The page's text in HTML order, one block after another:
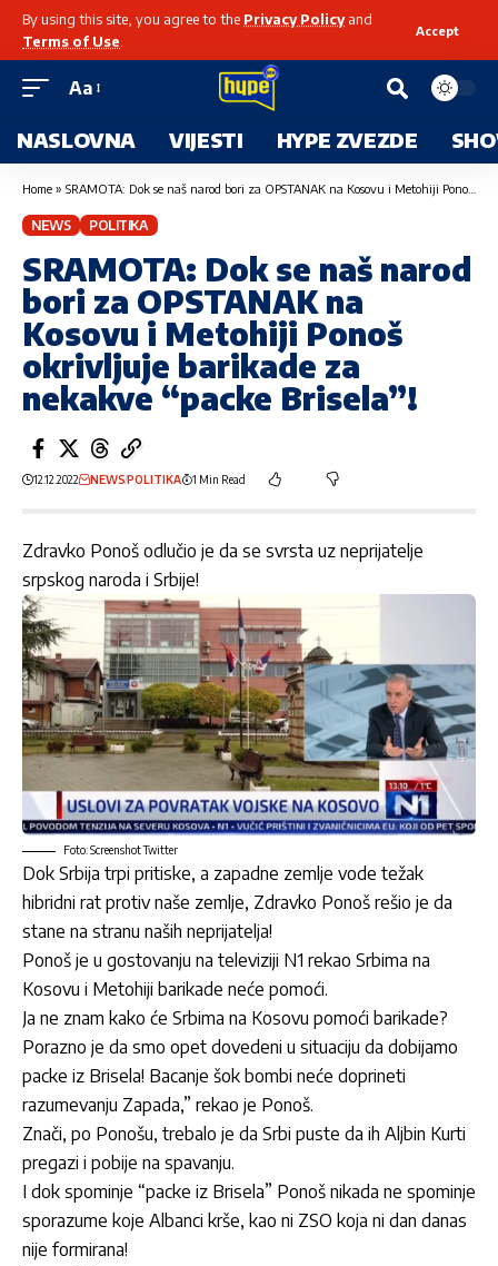
By using this site, you agree to the Privacy Policyand
Terms of Use
Accept
Aa
NASLOVNA VIJESTI HYPE ZVEZDE
Home » SRAMOTA: Dok se naš narod bori za OPSTANAK na Kosovu i Metohiji Ponoš okrivljuje barikade za nekakve “packe Brisela”!
NEWS POLITIKA
SRAMOTA: Dok se naš narod
bori za OPSTANAK na
Kosovu i Metohiji Ponoš
okrivljuje barikade za
nekakve “packe Brisela”!
12.12.2022 NEWSPOLITIKA 1 Min Read
Zdravko Ponoš odlučio je da se svrsta uz neprijatelje
srpskog naroda i Srbije!
Foto: Screenshot Twitter
Dok Srbija trpi pritiske, a zapadne zemlje vode težak
hibridni rat protiv naše zemlje, Zdravko Ponoš rešio je da
stane na stranu naših neprijatelja!
Ponoš je u gostovanju na televiziji N1 rekao Srbima na
Kosovu i Metohiji barikade neće pomoći.
Ja ne znam kako će Srbima na Kosovu pomoći barikade?
Porazno je da smo opet dovedeni u situaciju da dobijamo
packe iz Brisela! Bacanje šok bombi neće doprineti
razumevanju Zapada,” rekao je Ponoš.
Znači, po Ponošu, trebalo je da Srbi puste da ih Aljbin Kurti
pregazi i pobije na spavanju.
I dok spominje “packe iz Brisela” Ponoš nikada ne spominje
sporazume koje Albanci krše, kao ni ZSO koja ni dan danas
nije formirana!